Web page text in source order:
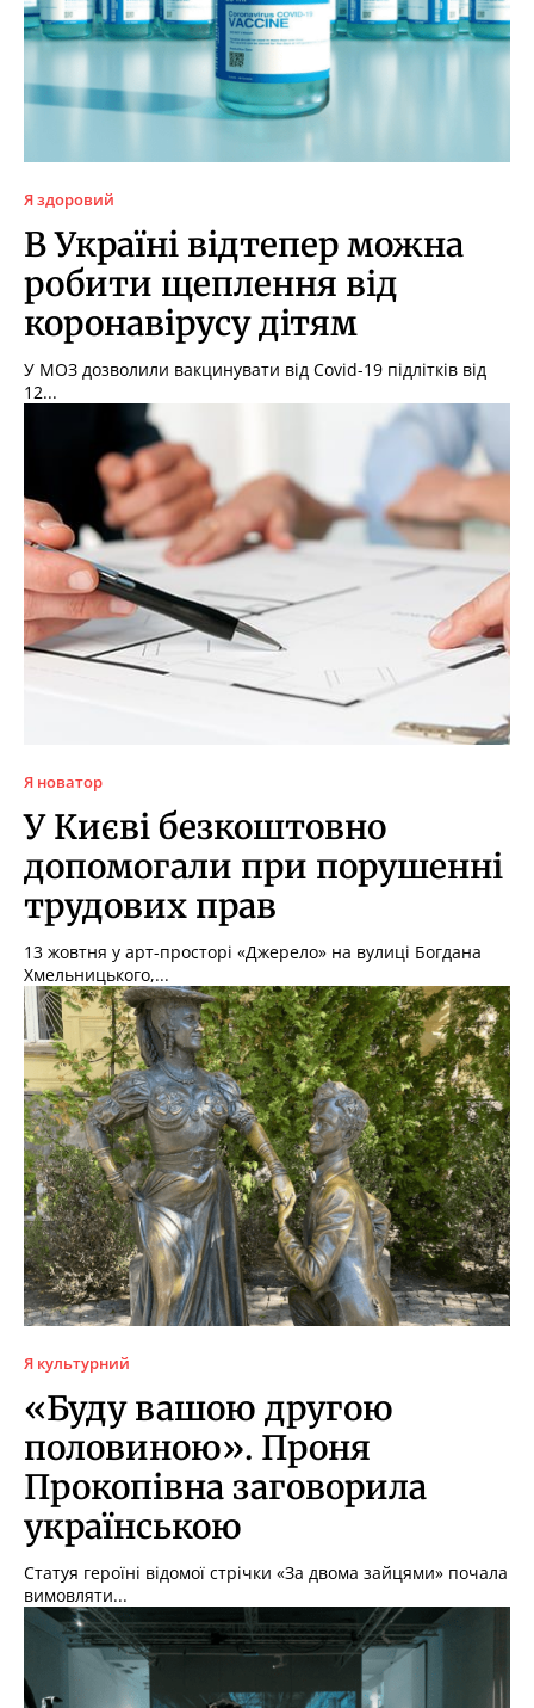
Я здоровий
В Україні відтепер можна
робити щеплення від
коронавірусу дітям
У МОЗ дозволили вакцинувати від Covid-19 підлітків від
12...
Я новатор
У Києві безкоштовно
допомогали при порушенні
трудових прав
13 жовтня у арт-просторі «Джерело» на вулиці Богдана
Хмельницького,...
Я культурний
«Буду вашою другою
половиною». Проня
Прокопівна заговорила
українською
Статуя героїні відомої стрічки «За двома зайцями» почала
вимовляти...